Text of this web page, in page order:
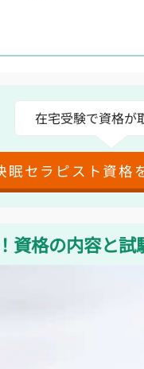
在宅受験で資格が
眠セラピスト資格
資格の内容と試